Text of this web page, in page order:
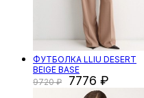
ФУТБОЛКА LLIU DESERT
BEIGE BASE
9720
7776